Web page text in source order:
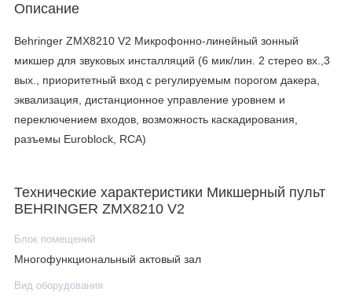
Описание
Behringer ZMX8210 V2 Микрофонно-линейный зонный
микшер для звуковых инсталляций (6 мик/лин. 2 стерео вх.,3
вых., приоритетный вход с регулируемым порогом дакера,
эквализация, дистанционное управление уровнем и
переключением входов, возможность каскадирования,
разъемы Euroblock, RCA)
Технические характеристики Микшерный пульт
BEHRINGER ZMX8210 V2
Блок помещений
Многофункциональный актовый зал
Вид оборудования